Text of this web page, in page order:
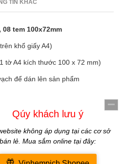
TIN KHÁC
08 tem 100x72mm
khổ giấy A4)
tờ A4 kích thước 100 x 72 mm)
để dán lên sản phẩm